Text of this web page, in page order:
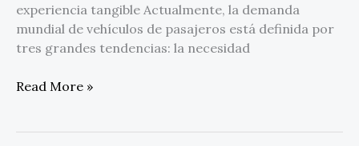
experiencia tangible Actualmente, la demanda
mundial de vehículos de pasajeros está definida por
tres grandes tendencias: la necesidad
Read More »